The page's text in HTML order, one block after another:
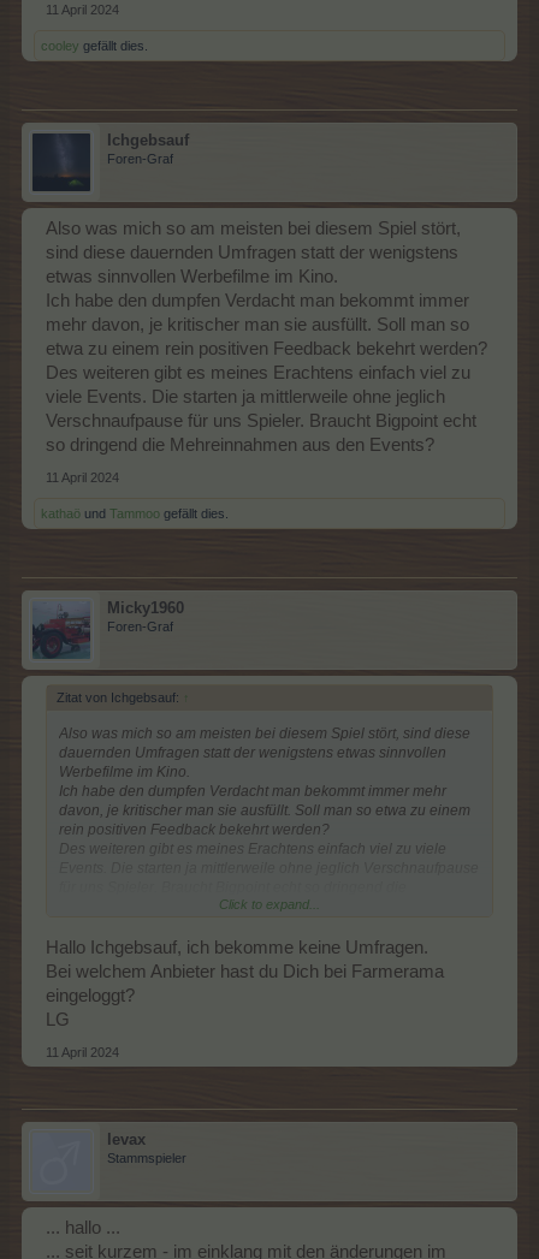
11 April 2024
cooley gefällt dies.
Ichgebsauf
Foren-Graf
Also was mich so am meisten bei diesem Spiel stört,
sind diese dauernden Umfragen statt der wenigstens
etwas sinnvollen Werbefilme im Kino.
Ich habe den dumpfen Verdacht man bekommt immer
mehr davon, je kritischer man sie ausfüllt. Soll man so
etwa zu einem rein positiven Feedback bekehrt werden?
Des weiteren gibt es meines Erachtens einfach viel zu
viele Events. Die starten ja mittlerweile ohne jeglich
Verschnaufpause für uns Spieler. Braucht Bigpoint echt
so dringend die Mehreinnahmen aus den Events?
11 April 2024
kathaö und Tammoo gefällt dies.
Micky1960
Foren-Graf
Zitat von Ichgebsauf: ↑
Also was mich so am meisten bei diesem Spiel stört, sind diese
dauernden Umfragen statt der wenigstens etwas sinnvollen
Werbefilme im Kino.
Ich habe den dumpfen Verdacht man bekommt immer mehr
davon, je kritischer man sie ausfüllt. Soll man so etwa zu einem
rein positiven Feedback bekehrt werden?
Des weiteren gibt es meines Erachtens einfach viel zu viele
Mehreinnahmen aus den Events?
Click to expand...
Hallo Ichgebsauf, ich bekomme keine Umfragen.
Bei welchem Anbieter hast du Dich bei Farmerama
eingeloggt?
LG
11 April 2024
levax
Stammspieler
... hallo ...
... seit kurzem - im einklang mit den änderungen im